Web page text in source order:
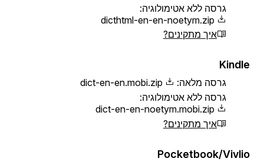
גרסה ללא אטימולוגיה:
dicthtml-en-en-noetym.zip
איך מתקינים?
Kindle
גרסה מלאה:
dict-en-en.mobi.zip
גרסה ללא אטימולוגיה:
dict-en-en-noetym.mobi.zip
איך מתקינים?
Pocketbook/Vivlio